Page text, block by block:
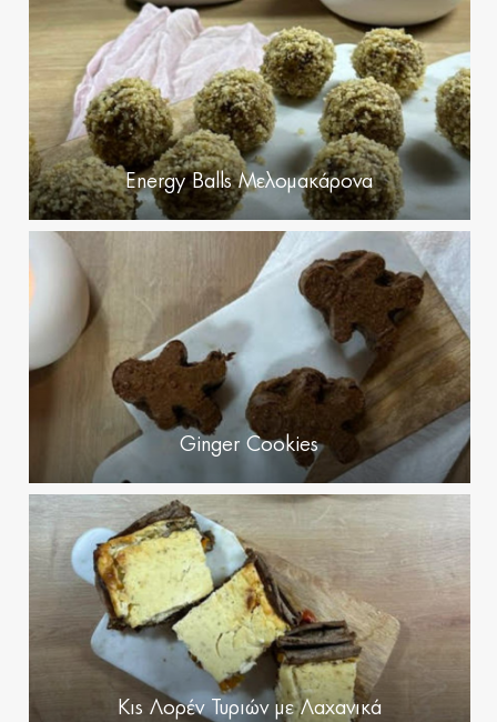
Energy Balls Μελομακάρονα
Ginger Cookies
Κις Λορέν Τυριών με Λαχανικά